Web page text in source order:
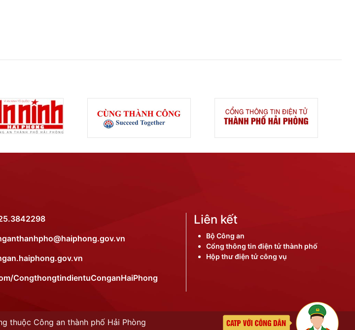
CongthongtindientuConganHaiPhong
Liên kết
Bộ Công an
Cổng thông tin điện tử thành phố
Hộp thư điện tử công vụ
thuộc Công an thành phố Hải Phòng